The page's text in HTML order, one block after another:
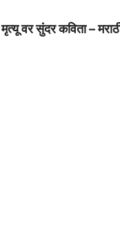
मृत्यू वर सुंदर कविता –